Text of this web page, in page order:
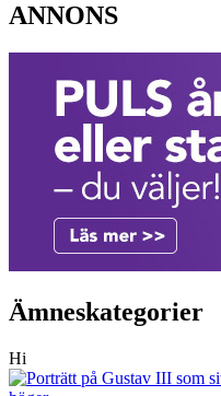
ANNONS
Ämneskategorier
Hi